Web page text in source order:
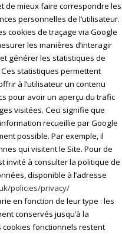
de mieux faire correspondre les
personnelles de l’utilisateur.
cookies de traçage via Google
les manières d’interagir
générer les statistiques de
statistiques permettent
à l’utilisateur un contenu
pour avoir un aperçu du trafic
visitées. Ceci signifie que
recueillie par Google
possible. Par exemple, il
qui visitent le Site. Pour de
invité à consulter la politique de
disponible à l’adresse
policies/privacy/
en fonction de leur type : les
conservés jusqu’à la
fonctionnels restent